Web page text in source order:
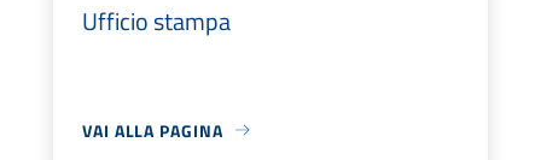
Ufficio stampa
VAI ALLA PAGINA